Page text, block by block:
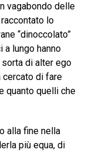
vagabondo delle
raccontato lo
“dinoccolato”
a lungo hanno
di alter ego
cercato di fare
quanto quelli che
alla fine nella
più equa, di